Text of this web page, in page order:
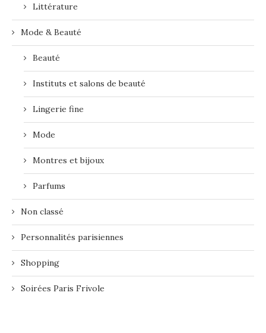
Littérature
Mode & Beauté
Beauté
Instituts et salons de beauté
Lingerie fine
Mode
Montres et bijoux
Parfums
Non classé
Personnalités parisiennes
Shopping
Soirées Paris Frivole